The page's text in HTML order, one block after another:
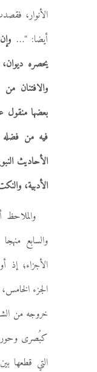
الأنوار،
أيضا: “…
يحصره
والافتنان
بعضها منقول
فيه من
الأحاديث
الأدبية،
والسابع
الأجزاء؛ إذ
الجزء
خروجه من
كبُصرى
التي قطعها